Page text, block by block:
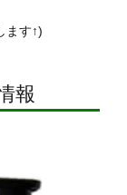
ます↑)
報